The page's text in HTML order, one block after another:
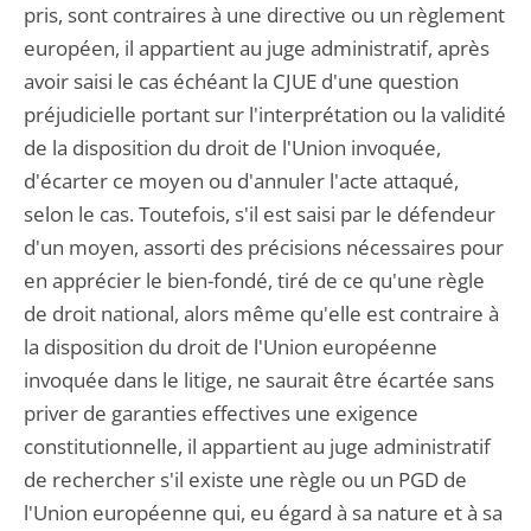
pris, sont contraires à une directive ou un règlement
européen, il appartient au juge administratif, après
avoir saisi le cas échéant la CJUE d'une question
préjudicielle portant sur l'interprétation ou la validité
de la disposition du droit de l'Union invoquée,
d'écarter ce moyen ou d'annuler l'acte attaqué,
selon le cas. Toutefois, s'il est saisi par le défendeur
d'un moyen, assorti des précisions nécessaires pour
en apprécier le bien-fondé, tiré de ce qu'une règle
de droit national, alors même qu'elle est contraire à
la disposition du droit de l'Union européenne
invoquée dans le litige, ne saurait être écartée sans
priver de garanties effectives une exigence
constitutionnelle, il appartient au juge administratif
de rechercher s'il existe une règle ou un PGD de
l'Union européenne qui, eu égard à sa nature et à sa